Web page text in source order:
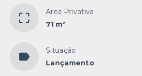
Área Privativa
71 m²
Situação
Lançamento